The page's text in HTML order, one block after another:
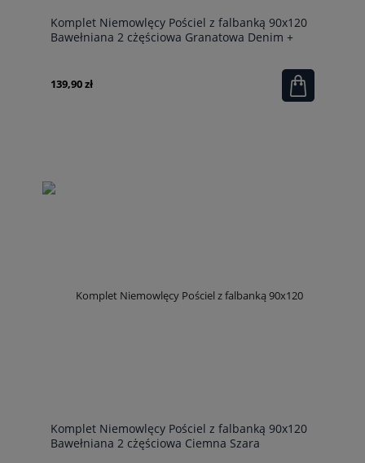
Komplet Niemowlęcy Pościel z falbanką 90x120
Bawełniana 2 cżęściowa Granatowa Denim +
139,90 zł
Komplet Niemowlęcy Pościel z falbanką 90x120
Bawełniana 2 cżęściowa Ciemna Szara